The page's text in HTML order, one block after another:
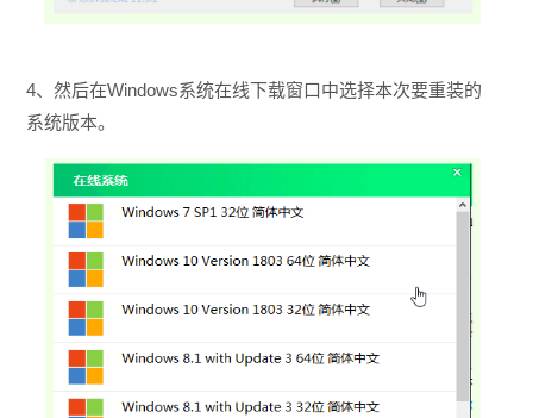
4、然后在Windows系统在线下载窗口中选择本次要重装的
系统版本。